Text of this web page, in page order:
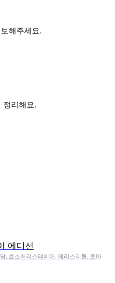
해주세요.
정리해요.
에디션
, 효소처리스테비아, 에리스리톨, 토마